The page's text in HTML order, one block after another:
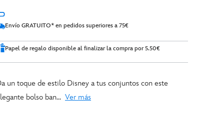
Envío GRATUITO* en pedidos superiores a 75€
Papel de regalo disponible al finalizar la compra por 5.50€
un toque de estilo Disney a tus conjuntos con este
bolso ban... Ver más